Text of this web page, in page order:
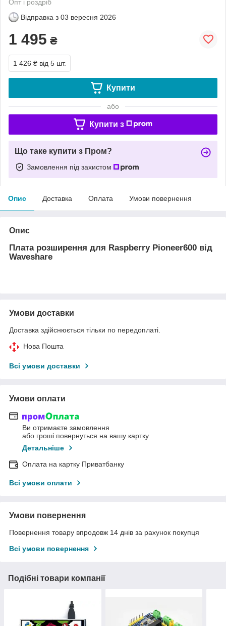
Опт і роздріб
Відправка з 03 вересня 2026
1 495 ₴
1 426 ₴ від 5 шт.
Купити
або
Купити з
Що таке купити з Пром?
Замовлення під захистом
Опис Доставка Оплата Умови повернення
Опис
Плата розширення для Raspberry Pioneer600 від
Waveshare
Умови доставки
Доставка здійснюється тільки по передоплаті.
Нова Пошта
Всі умови доставки
Умови оплати
Ви отримаєте замовлення
або гроші повернуться на вашу картку
Детальніше
Оплата на картку Приватбанку
Всі умови оплати
Умови повернення
Повернення товару впродовж 14 днів за рахунок покупця
Всі умови повернення
Подібні товари компанії